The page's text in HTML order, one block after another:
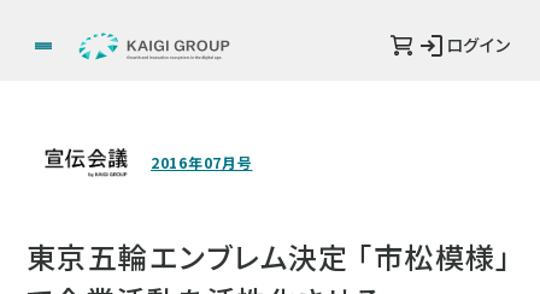
ログイン
2016年07月号
東京五輪エンブレム決定 「市松模様」